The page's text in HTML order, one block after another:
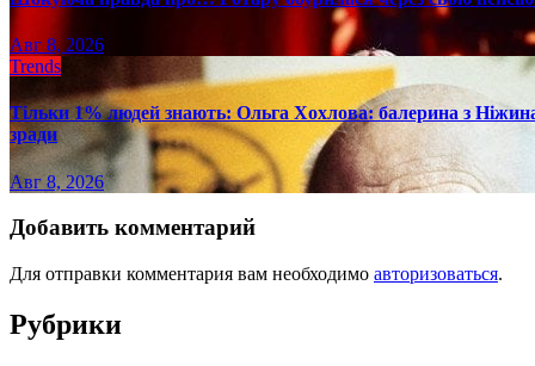
Авг 8, 2026
Trends
Тільки 1% людей знають: Ольга Хохлова: балерина з
зради
Авг 8, 2026
Добавить комментарий
Для отправки комментария вам необходимо авторизоваться.
Рубрики